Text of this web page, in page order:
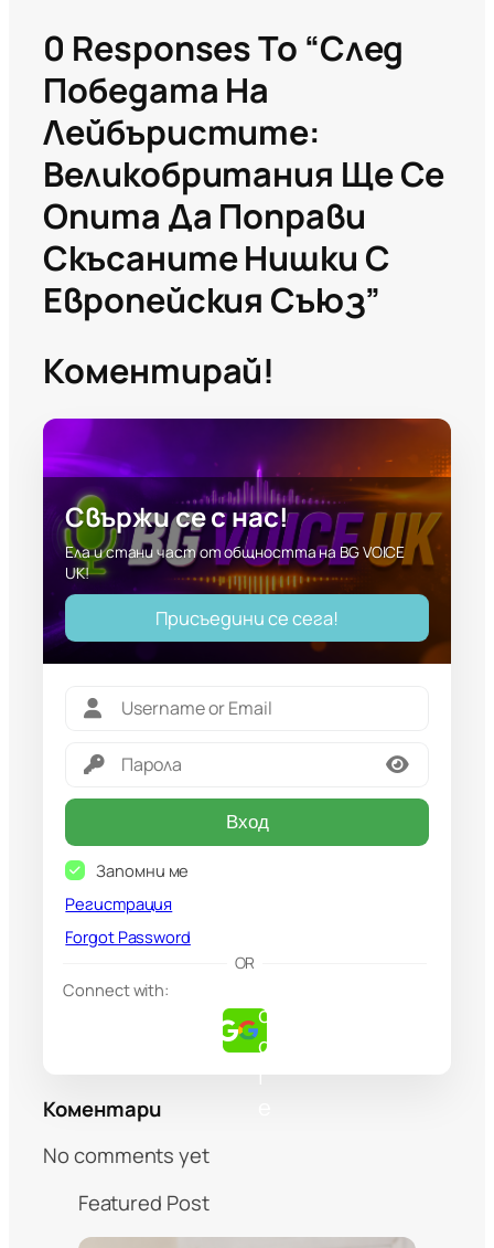
0 Responses To “След
Победата На
Лейбъристите:
Великобритания Ще Се
Опита Да Поправи
Скъсаните Нишки С
Европейския Съюз”
Коментирай!
Свържи се с нас!
Ела и стани част от общността на BG VOICE
UK!
Присъедини се сега!
Вход
Запомни ме
Регистрация
Forgot Password
OR
Connect with:
o
g
Коментари
No comments yet
Featured Post